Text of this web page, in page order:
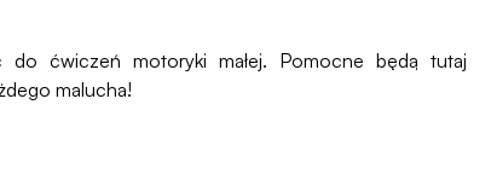
ćwiczeń motoryki małej. Pomocne będą tutaj
malucha!